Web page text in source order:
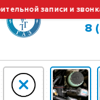
записи и звонка —
8